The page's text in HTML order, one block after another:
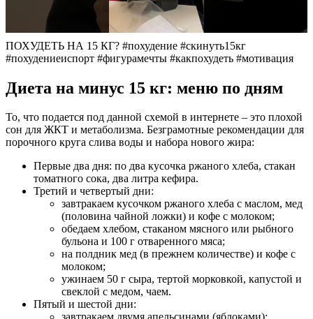
ПОХУДЕТЬ НА 15 КГ? #похудение #скинуть15кг
#похудениеиспорт #фигурамечты #какпохудеть #мотивация
Диета на минус 15 кг: меню по дням
То, что подается под данной схемой в интернете – это плохой
сон для ЖКТ и метаболизма. Безграмотные рекомендации для
порочного круга слива воды и набора нового жира:
Первые два дня: по два кусочка ржаного хлеба, стакан
томатного сока, два литра кефира.
Третий и четвертый дни:
завтракаем кусочком ржаного хлеба с маслом, мед
(половина чайной ложки) и кофе с молоком;
обедаем хлебом, стаканом мясного или рыбного
бульона и 100 г отваренного мяса;
на полдник мед (в прежнем количестве) и кофе с
молоком;
ужинаем 50 г сыра, тертой морковкой, капустой и
свеклой с медом, чаем.
Пятый и шестой дни: